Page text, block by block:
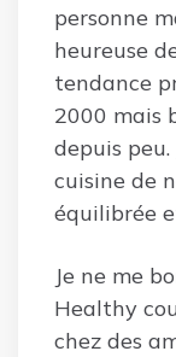
personne
heureuse
tendance
2000 mais
depuis
cuisine de
équilibrée
Je ne me
Healthy
chez des